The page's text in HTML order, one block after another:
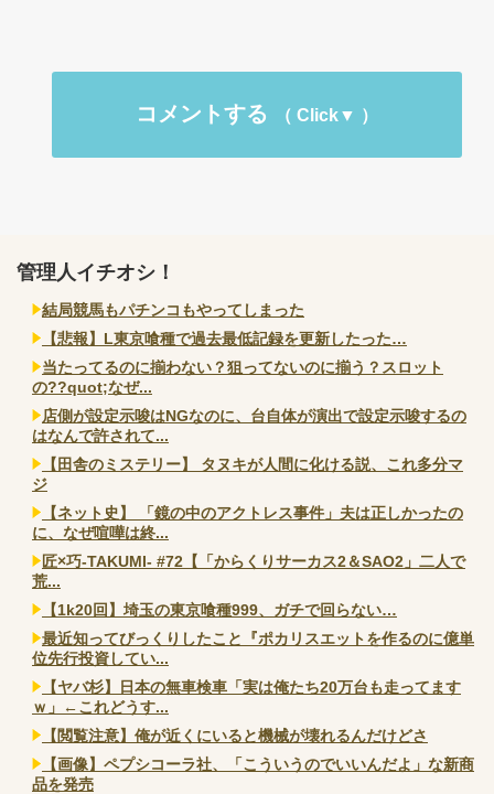
コメントする
管理人イチオシ！
結局競馬もパチンコもやってしまった
【悲報】L東京喰種で過去最低記録を更新したった…
当たってるのに揃わない？狙ってないのに揃う？スロット
の??quot;なぜ...
店側が設定示唆はNGなのに、台自体が演出で設定示唆するの
はなんで許されて...
【田舎のミステリー】 タヌキが人間に化ける説、これ多分マ
ジ
【ネット史】 「鏡の中のアクトレス事件」夫は正しかったの
に、なぜ喧嘩は終...
匠×巧-TAKUMI- #72【「からくりサーカス2＆SAO2」二人で
荒...
【1k20回】埼玉の東京喰種999、ガチで回らない…
最近知ってびっくりしたこと『ポカリスエットを作るのに億単
位先行投資してい...
【ヤバ杉】日本の無車検車「実は俺たち20万台も走ってます
ｗ」←これどうす...
【閲覧注意】俺が近くにいると機械が壊れるんだけどさ
【画像】ペプシコーラ社、「こういうのでいいんだよ」な新商
品を発売